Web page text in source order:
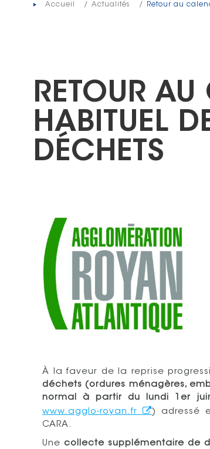
Accueil Actualités Retour au
RETOUR AU
HABITUEL
DÉCHETS
À la faveur de la reprise
déchets (ordures ménagères,
normal à partir du lundi 1er
www.agglo-royan.fr
) adressé
CARA.
Une collecte supplémentaire de